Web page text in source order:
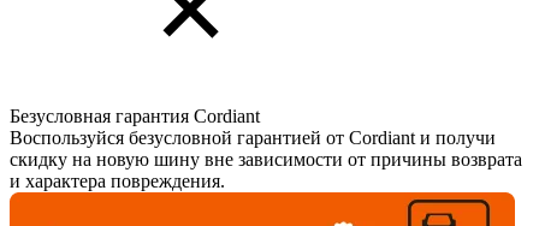
Безусловная гарантия Cordiant
Воспользуйся безусловной гарантией от Cordiant и получи
скидку на новую шину вне зависимости от причины возврата
и характера повреждения.